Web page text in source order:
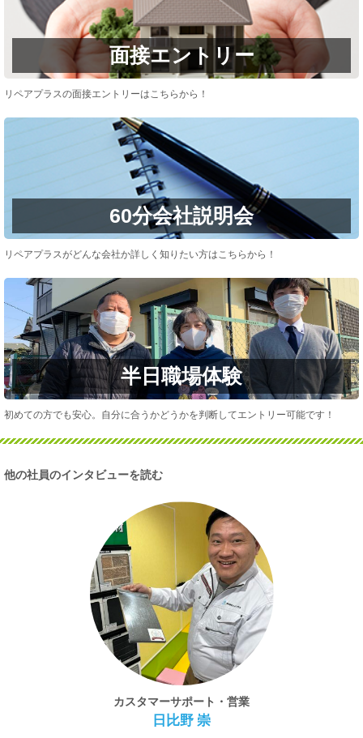
面接エントリー
リペアプラスの面接エントリーはこちらから！
60分会社説明会
リペアプラスがどんな会社か詳しく知りたい方はこちらから！
半日職場体験
初めての方でも安心。自分に合うかどうかを判断してエントリー可能です！
他の社員のインタビューを読む
カスタマーサポート・営業
日比野 崇